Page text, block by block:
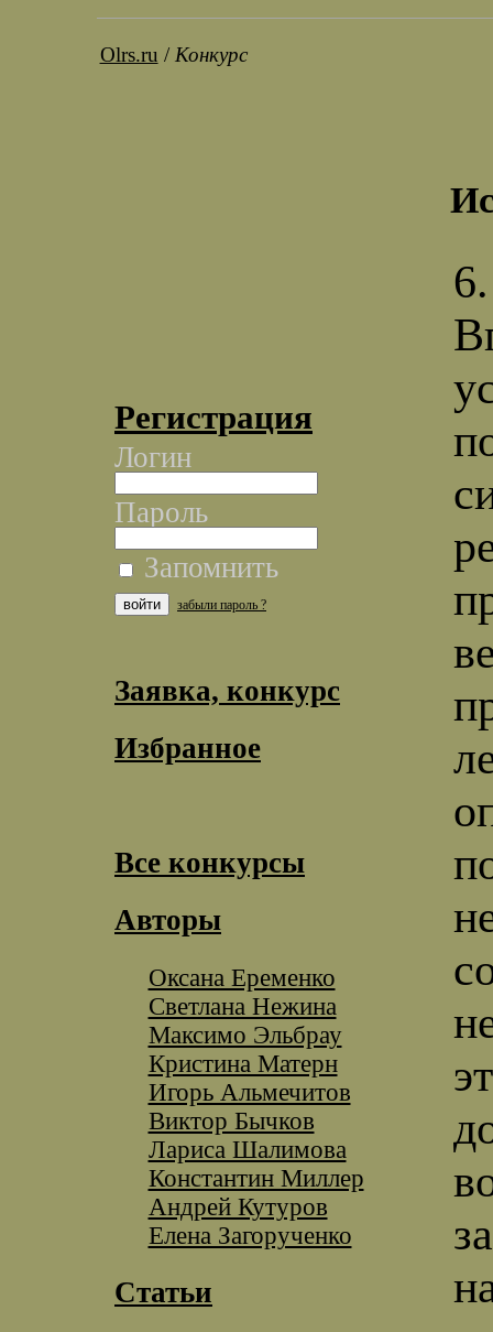
Olrs.ru / Конкурс
Регистрация
Логин
Пароль
Запомнить
забыли пароль ?
Заявка, конкурс
Избранное
Все конкурсы
Авторы
Оксана Еременко
Светлана Нежина
Максимо Эльбрау
Кристина Матерн
Игорь Альмечитов
Виктор Бычков
Лариса Шалимова
Константин Миллер
Андрей Кутуров
Елена Загорученко
Статьи
6.